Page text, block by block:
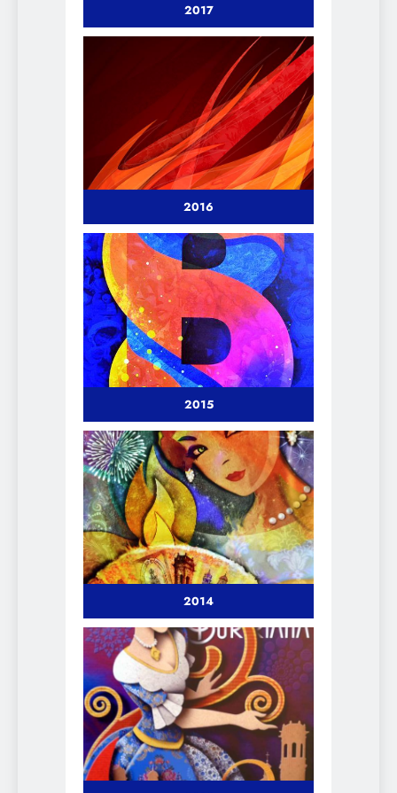
2017
2016
2015
2014